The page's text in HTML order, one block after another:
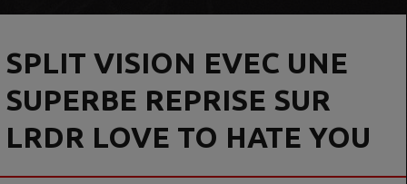
SPLIT VISION EVEC UNE
SUPERBE REPRISE SUR
LRDR LOVE TO HATE YOU